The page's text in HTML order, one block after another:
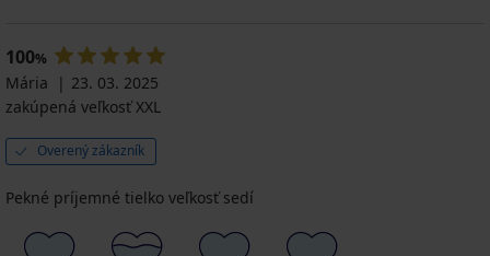
100%
Mária
23. 03. 2025
zakúpená veľkosť XXL
Overený zákazník
Pekné príjemné tielko veľkosť sedí